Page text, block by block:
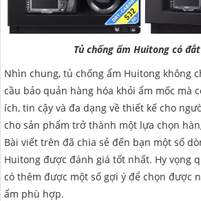
Tủ chống ẩm Huitong có
Nhìn chung, tủ chống ẩm Huitong không
cầu bảo quản hàng hóa khỏi ẩm mốc mà
ích, tin cậy và đa dạng về thiết kế cho
cho sản phẩm trở thành một lựa chọn
Bài viết trên đã chia sẻ đến bạn một số
Huitong được đánh giá tốt nhất. Hy vọng
có thêm được một số gợi ý để chọn được
ẩm phù hợp.